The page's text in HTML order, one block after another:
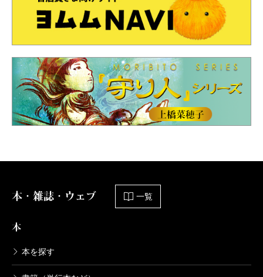
本・雑誌・ウェブ 一覧
本
本を探す